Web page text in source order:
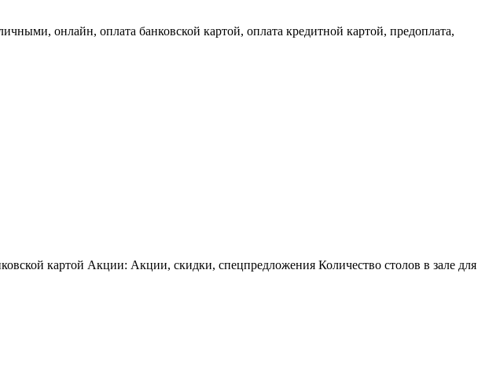
онлайн, оплата банковской картой, оплата кредитной картой, предоплата,
картой Акции: Акции, скидки, спецпредложения Количество столов в зале для